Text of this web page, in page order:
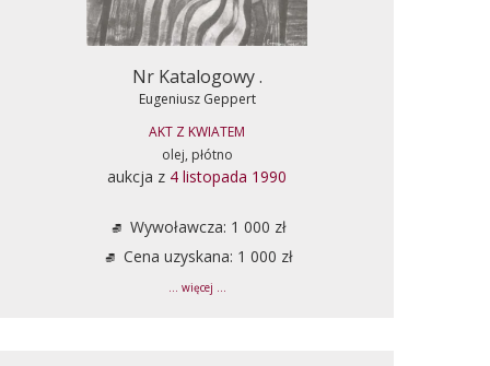
Nr Katalogowy .
Eugeniusz Geppert
AKT Z KWIATEM
olej, płótno
aukcja z 4 listopada 1990
Wywoławcza: 1 000 zł
Cena uzyskana: 1 000 zł
... więcej ...